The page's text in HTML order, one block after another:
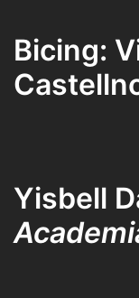
Bicing:
Yisbell